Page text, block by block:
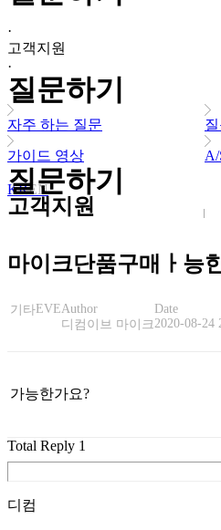
KREN
·
고객지원
·
질문하기
자주 하는 질문 질
가이드 영상 A/
질문하기
고객지원
마이크단품구매ㅏ능
기타EVEAuthor
디컴이브 마이크
Date
2020-08-24
가능한가요?
Total Reply 1
디컴